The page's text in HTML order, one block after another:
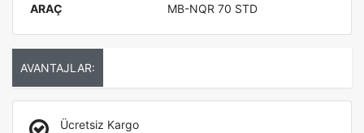
ARAÇ
MB-NQR 70 STD
AVANTAJLAR:
Ücretsiz Kargo